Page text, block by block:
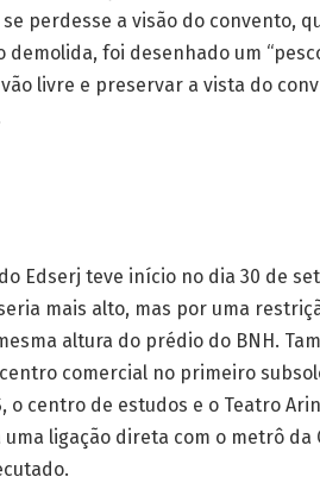
perdesse a visão do convento,
foi desenhado um
livre e preservar a vista do
Edserj teve início no dia 30 de
mais alto, mas por uma
altura do prédio do BNH.
comercial no primeiro
o centro de estudos e o Teatro
ligação direta com o metrô da